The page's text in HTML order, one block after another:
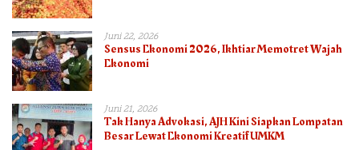
Juni 22, 2026
Sensus Ekonomi 2026, Ikhtiar Memotret Wajah
Ekonomi
Juni 21, 2026
Tak Hanya Advokasi, AJH Kini Siapkan Lompatan
Besar Lewat Ekonomi Kreatif UMKM